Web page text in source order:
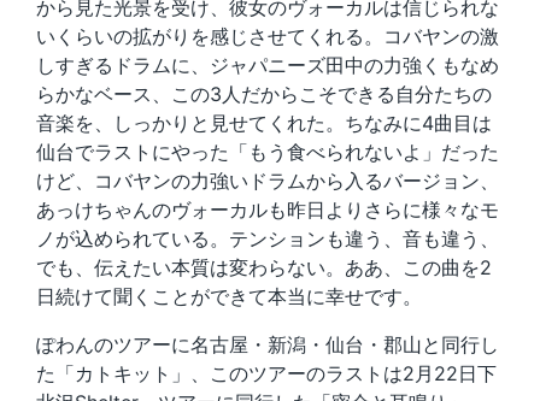
から見た光景を受け、彼女のヴォーカルは信じられな
いくらいの拡がりを感じさせてくれる。コバヤンの激
しすぎるドラムに、ジャパニーズ田中の力強くもなめ
らかなベース、この3人だからこそできる自分たちの
音楽を、しっかりと見せてくれた。ちなみに4曲目は
仙台でラストにやった「もう食べられないよ」だった
けど、コバヤンの力強いドラムから入るバージョン、
あっけちゃんのヴォーカルも昨日よりさらに様々なモ
ノが込められている。テンションも違う、音も違う、
でも、伝えたい本質は変わらない。ああ、この曲を2
日続けて聞くことができて本当に幸せです。
ぽわんのツアーに名古屋・新潟・仙台・郡山と同行し
た「カトキット」、このツアーのラストは2月22日下